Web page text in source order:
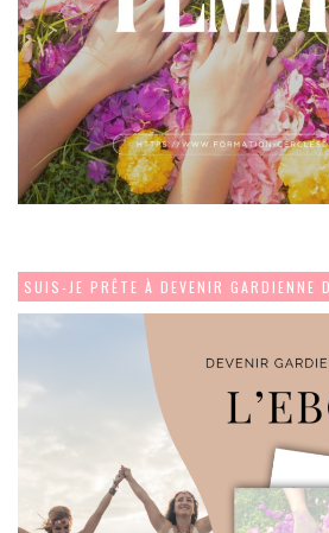
SUIS-JE PRÊTE À DEVENIR GARDIENNE